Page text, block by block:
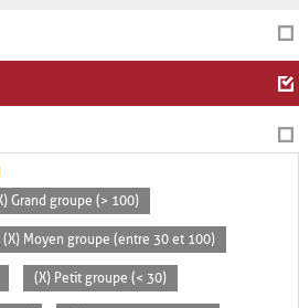
Grand groupe (> 100)
(X) Moyen groupe (entre 30 et 100)
(X) Petit groupe (< 30)